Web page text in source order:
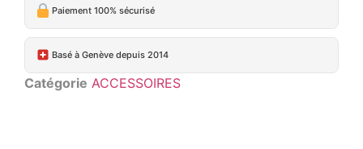
Paiement 100% sécurisé
Basé à Genève depuis 2014
Catégorie ACCESSOIRES